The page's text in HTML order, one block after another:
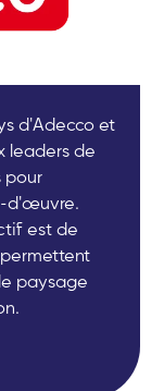
d'Adecco et
leaders de
pour
d'œuvre.
est de
paysage